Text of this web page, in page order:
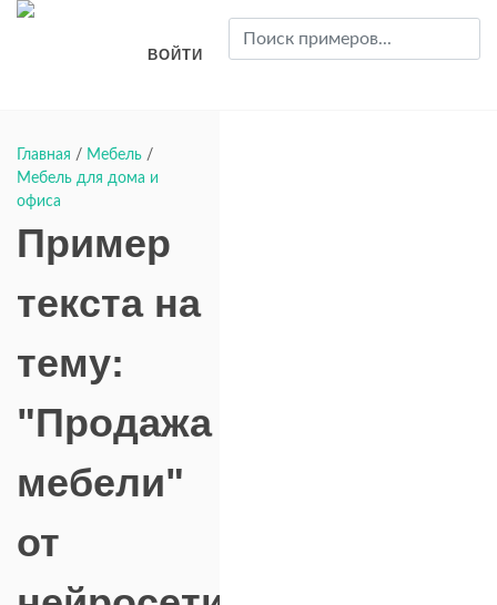
ВОЙТИ
Главная / Мебель /
Мебель для дома и
офиса
Пример
текста на
тему:
"Продажа
мебели"
от